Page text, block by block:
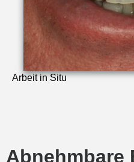
Arbeit in Situ
Abnehmbare